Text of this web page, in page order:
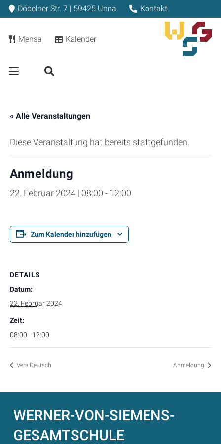
Döbelner Str. 7 | 59425 Unna Kontakt
Mensa Kalender
« Alle Veranstaltungen
Diese Veranstaltung hat bereits stattgefunden.
Anmeldung
22. Februar 2024 | 08:00 - 12:00
Zum Kalender hinzufügen
DETAILS
Datum:
22. Februar 2024
Zeit:
08:00 - 12:00
Vera Deutsch Anmeldung
WERNER-VON-SIEMENS-
GESAMTSCHULE